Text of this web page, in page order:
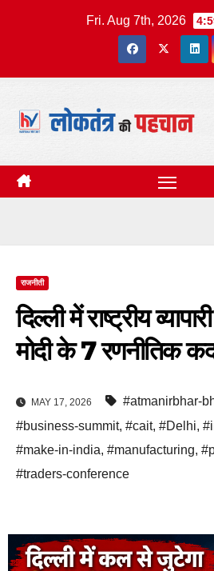
Fri. Aug 7th, 2026
राजनीती
दिल्ली में राष्ट्रीय
मोदी के 7 रणनीतिक
MAY 17, 2026 #atmanirbhar-
#business-summit, #cait, #Delhi,
#make-in-india, #manufacturing,
#traders-conference